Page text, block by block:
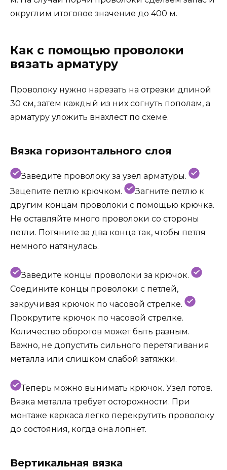
округлим итоговое значение до 400 м.
Как с помощью проволоки
вязать арматуру
Проволоку нужно нарезать на отрезки длиной
30 см, затем каждый из них согнуть пополам, а
арматуру уложить внахлест по схеме.
Вязка горизонтального слоя
Заведите проволоку за узел арматуры.
Зацепите петлю крючком.
Загните петлю к
другим концам проволоки с помощью крючка.
Не оставляйте много проволоки со стороны
петли. Потяните за два конца так, чтобы петля
немного натянулась.
Заведите концы проволоки за крючок.
Соедините концы проволоки с петлей,
закручивая крючок по часовой стрелке.
Прокрутите крючок по часовой стрелке.
Количество оборотов может быть разным.
Важно, не допустить сильного перетягивания
металла или слишком слабой затяжки.
Теперь можно вынимать крючок. Узел готов.
Вязка металла требует осторожности. При
монтаже каркаса легко перекрутить проволоку
до состояния, когда она лопнет.
Вертикальная вязка